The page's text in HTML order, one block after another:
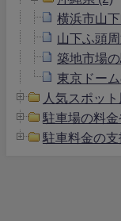
横浜市山
山下ふ頭
築地市場
東京ドー
人気スポッ
駐車場の料
駐車料金の